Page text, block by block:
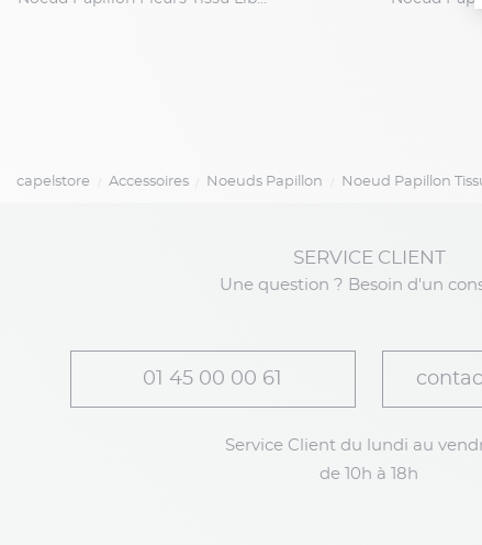
capelstore Accessoires Noeuds Papillon Noeud Papillon
SERVICE CLIENT
Une question ? Besoin d'un
01 45 00 00 61
Service Client du lundi au
de 10h à 18h